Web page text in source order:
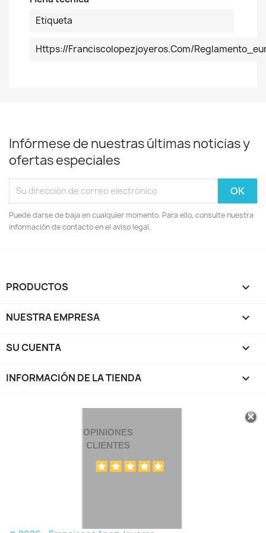
Etiqueta
Https://franciscolopezjoyeros.com/
Infórmese de nuestras últimas noticias y
ofertas especiales
Puede darse de baja en cualquier momento. Para ello, consulte nuestra
información de contacto en el aviso legal.
PRODUCTOS 
NUESTRA EMPRESA 
SU CUENTA 
INFORMACIÓN DE LA TIENDA keyboard_arrow_down
OPINIONES
CLIENTES